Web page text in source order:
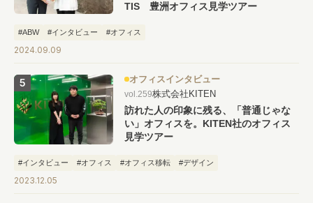
TIS 豊洲オフィス見学ツアー
#ABW #インタビュー #オフィス
2024.09.09
オフィスインタビュー
vol.259株式会社KITEN
訪れた人の印象に残る、「普通じゃな
い」オフィスを。KITEN社のオフィス
見学ツアー
#インタビュー #オフィス #オフィス移転 #デザイン
2023.12.05